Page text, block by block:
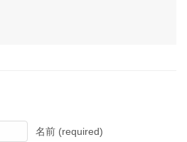
名前 (required)